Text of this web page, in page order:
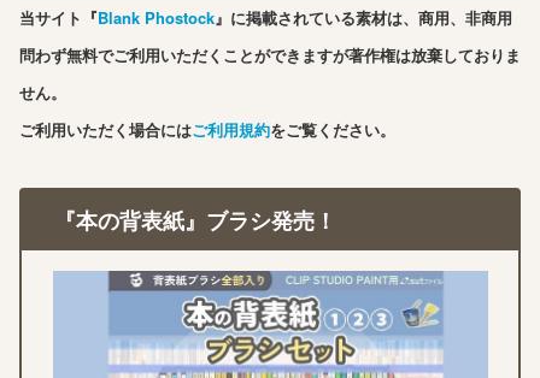
当サイト『Blank Phostock』に掲載されている素材は、商用、非商用
問わず無料でご利用いただくことができますが著作権は放棄しておりま
せん。
ご利用いただく場合にはご利用規約をご覧ください。
『本の背表紙』ブラシ発売！